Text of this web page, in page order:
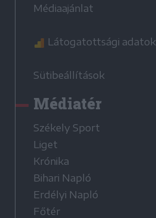
Médiaajánlat
Látogatottsági adatok
Sütibeállítások
Médiatér
Székely Sport
Liget
Krónika
Bihari Napló
Erdélyi Napló
Főtér